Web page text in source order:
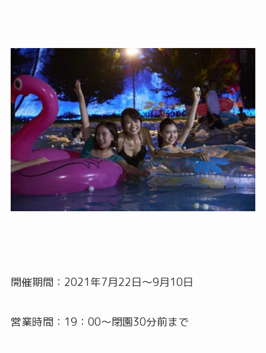
開催期間：2021年7月22日～9月10日
営業時間：19：00～閉園30分前まで